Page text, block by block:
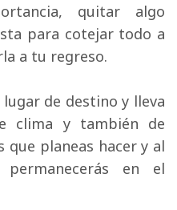
quitar algo
para cotejar todo a
a tu regreso.
de destino y lleva
clima y también de
que planeas hacer y al
en el